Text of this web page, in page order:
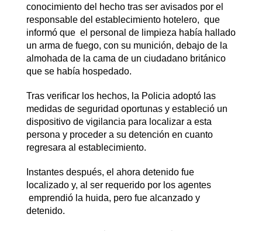
conocimiento del hecho tras ser avisados por el
responsable del establecimiento hotelero, que
informó que el personal de limpieza había hallado
un arma de fuego, con su munición, debajo de la
almohada de la cama de un ciudadano británico
que se había hospedado.
Tras verificar los hechos, la Policia adoptó las
medidas de seguridad oportunas y estableció un
dispositivo de vigilancia para localizar a esta
persona y proceder a su detención en cuanto
regresara al establecimiento.
Instantes después, el ahora detenido fue
localizado y, al ser requerido por los agentes
emprendió la huida, pero fue alcanzado y
detenido.